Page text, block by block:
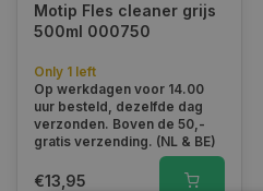
Motip Fles cleaner grijs
500ml 000750
Only 1 left
Op werkdagen voor 14.00
uur besteld, dezelfde dag
verzonden. Boven de 50,-
gratis verzending. (NL & BE)
€13,95